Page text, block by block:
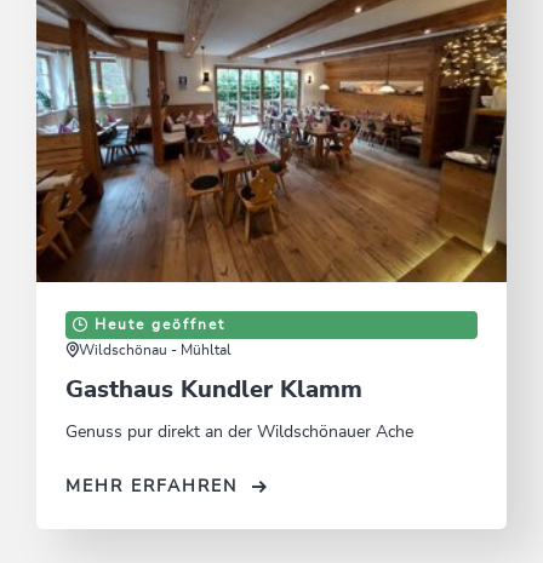
Heute geöffnet
Wildschönau - Mühltal
Gasthaus Kundler Klamm
Genuss pur direkt an der Wildschönauer Ache
MEHR ERFAHREN